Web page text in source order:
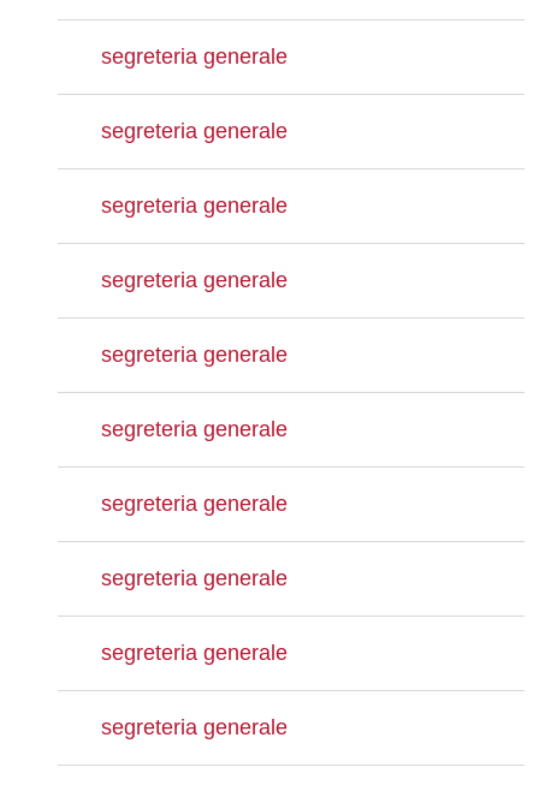
segreteria generale
segreteria generale
segreteria generale
segreteria generale
segreteria generale
segreteria generale
segreteria generale
segreteria generale
segreteria generale
segreteria generale